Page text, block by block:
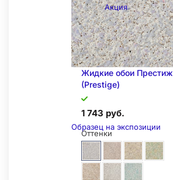
Акция
Образец на экспозиции
Жидкие обои Престиж
(Prestige)
1 743 руб.
Оттенки